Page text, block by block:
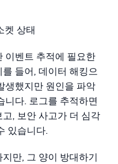
켓 상태
이벤트 추적에 필요한
들어, 데이터 해킹으
생했지만 원인을 파악
니다. 로그를 추적하면
, 보안 사고가 더 심각
있습니다.
만, 그 양이 방대하기